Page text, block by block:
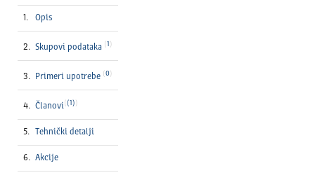
Opis
Skupovi podataka 1
Primeri upotrebe 0
Članovi (1)
Tehnički detalјi
Akcije